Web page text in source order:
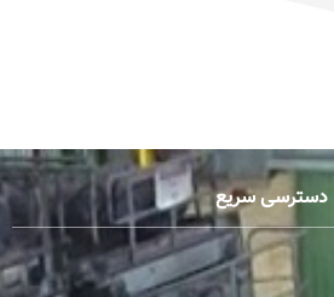
دسترسی سریع